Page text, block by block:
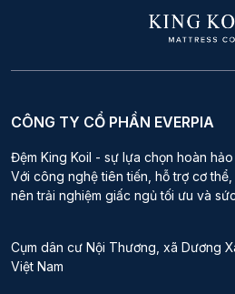
CÔNG TY CỔ PHẦN EVERPIA
Đệm King Koil - sự lựa chọn hoàn
Với công nghệ tiên tiến, hỗ trợ cơ
nên trải nghiệm giấc ngủ tối ưu và
Cụm dân cư Nội Thương, xã Dương
Việt Nam